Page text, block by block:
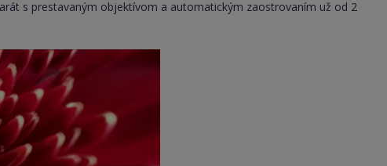
s prestavaným objektívom a automatickým zaostrovaním už od 2